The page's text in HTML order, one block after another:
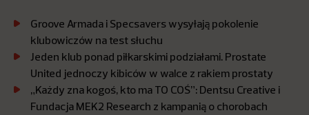
Groove Armada i Specsavers wysyłają pokolenie
klubowiczów na test słuchu
Jeden klub ponad piłkarskimi podziałami. Prostate
United jednoczy kibiców w walce z rakiem prostaty
„Każdy zna kogoś, kto ma TO COŚ”: Dentsu Creative i
Fundacja MEK2 Research z kampanią o chorobach